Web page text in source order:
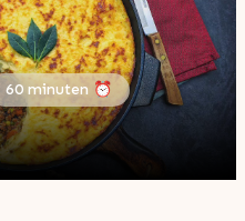
60 minuten ⏰